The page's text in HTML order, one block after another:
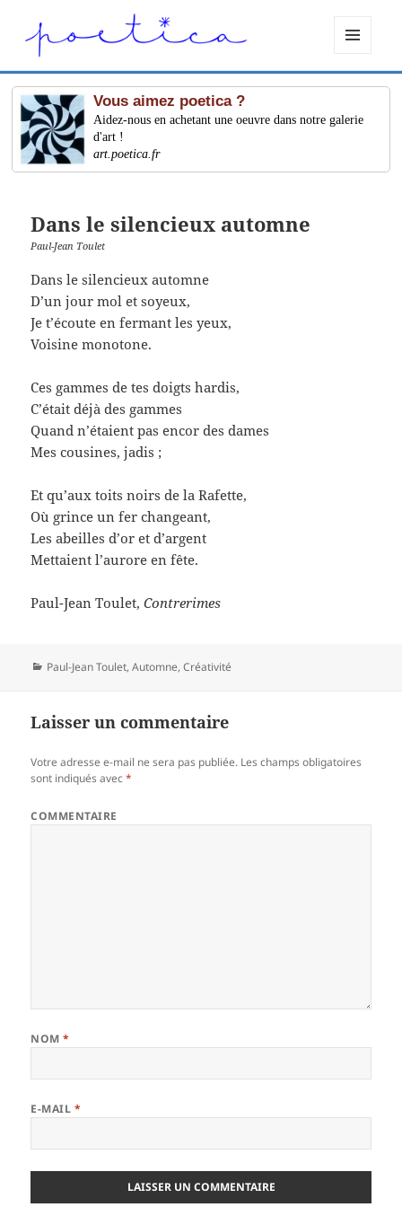
ET
WIDGETS
Vous aimez poetica ?
Aidez-nous en achetant une oeuvre dans notre galerie
d'art !
art.poetica.fr
Dans le silencieux automne
Paul-Jean Toulet
Dans le silencieux automne
D’un jour mol et soyeux,
Je t’écoute en fermant les yeux,
Voisine monotone.
Ces gammes de tes doigts hardis,
C’était déjà des gammes
Quand n’étaient pas encor des dames
Mes cousines, jadis ;
Et qu’aux toits noirs de la Rafette,
Où grince un fer changeant,
Les abeilles d’or et d’argent
Mettaient l’aurore en fête.
Paul-Jean Toulet,Contrerimes
Catégories
Paul-Jean Toulet,Automne,Créativité
Laisser un commentaire
Votre adresse e-mail ne sera pas publiée. Les champs obligatoires
sont indiqués avec*
COMMENTAIRE
NOM*
E-MAIL *